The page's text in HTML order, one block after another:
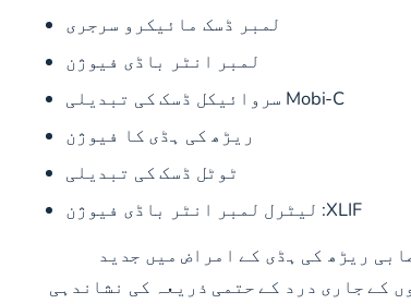
لمبر ڈسک مائیکرو سرجری
لمبر انٹر باڈی فیوژن
Mobi-C سروائیکل ڈسک کی تبدیلی
ریڑھ کی ہڈی کا فیوژن
ٹوٹل ڈسک کی تبدیلی
XLIF: لیٹرل لمبر انٹر باڈی فیوژن
ریڑھ کی ہڈی کے امراض میں جدید
کے جاری درد کے حتمی ذریعہ کی نشاندہی